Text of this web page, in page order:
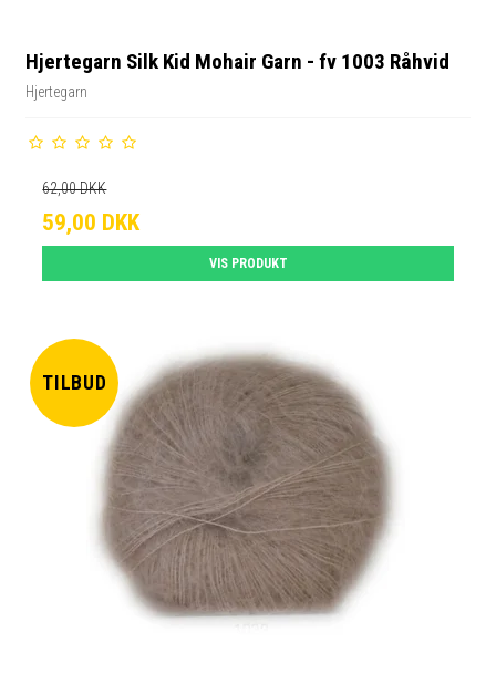
Hjertegarn Silk Kid Mohair Garn - fv 1003 Råhvid
Hjertegarn
62,00 DKK
59,00 DKK
VIS PRODUKT
TILBUD